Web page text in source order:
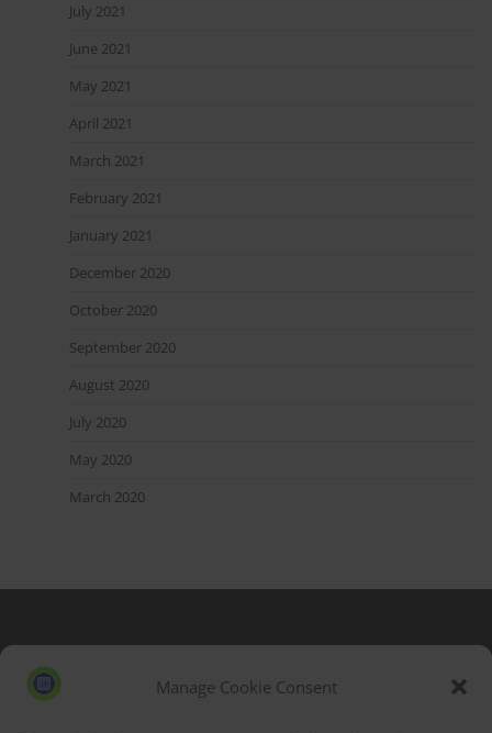
Manage Cookie Consent
July 2021
June 2021
May 2021
April 2021
March 2021
February 2021
January 2021
December 2020
October 2020
September 2020
August 2020
July 2020
May 2020
March 2020